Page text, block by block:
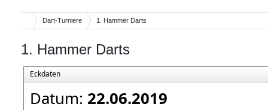
Dart-Turniere 1. Hammer Darts
1. Hammer Darts
Eckdaten
Datum: 22.06.2019